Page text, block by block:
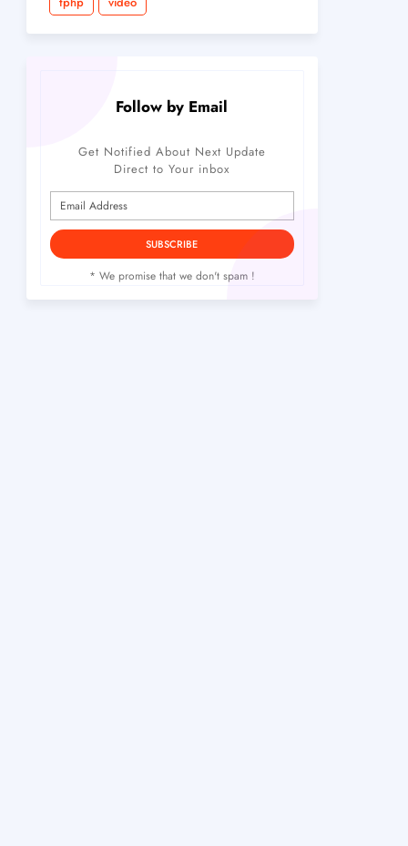
Follow by Email
Get Notified About Next Update
Direct to Your inbox
* We promise that we don't spam !